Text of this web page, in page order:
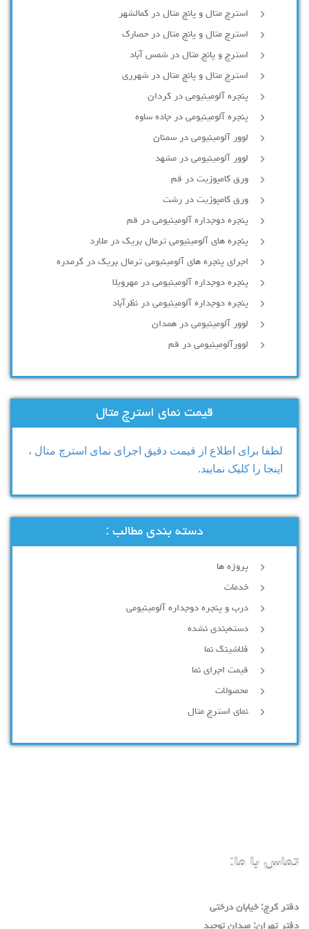
استرچ متال و پانچ متال در کمالشهر
استرچ متال و پانچ متال در حصارك
استرچ و پانچ متال در شمس آباد
استرچ متال و پانچ متال در شهرری
پنجره آلومینیومی در کردان
پنجره آلومینیومی در جاده ساوه
لوور آلومینیومی در سمنان
لوور آلومینیومی در مشهد
ورق کامپوزیت در قم
ورق کامپوزیت در رشت
پنجره دوجداره آلومينيومی در قم
پنجره های آلومینیومی ترمال بریک در ملارد
اجرای پنجره های آلومینیومی ترمال بریک در گرمدره
پنجره دوجداره آلومینیومی در مهرویلا
پنجره دوجداره آلومینیومی در نظرآباد
لوور آلومینیومی در همدان
لوورآلومینیومی در قم
قیمت نمای استرچ متال
لطفا برای اطلاع از قیمت دقیق اجرای نمای استرچ متال ،
اینجا را کلیک نمایید.
دسته بندی مطالب :
پروژه ها
خدمات
درب و پنجره دوجداره آلومینیومی
دسته‌بندی نشده
فلاشینگ نما
قیمت اجرای نما
محصولات
نمای استرچ متال
تماس با ما:
دفتر كرج: خيابان درختي
دفتر تهران: ميدان توحيد